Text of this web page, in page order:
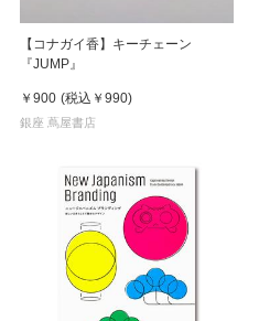
【コナガイ香】キーチェーン
『JUMP』
￥900 (税込 ￥990)
銀座 蔦屋書店